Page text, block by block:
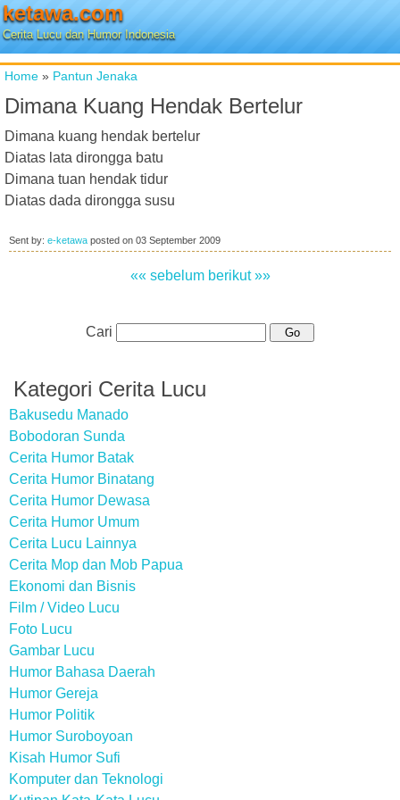
ketawa.com
Cerita Lucu dan Humor Indonesia
Home » Pantun Jenaka
Dimana Kuang Hendak Bertelur
Dimana kuang hendak bertelur
Diatas lata dirongga batu
Dimana tuan hendak tidur
Diatas dada dirongga susu
Sent by: e-ketawa posted on 03 September 2009
«« sebelum berikut »»
Cari
Kategori Cerita Lucu
Bakusedu Manado
Bobodoran Sunda
Cerita Humor Batak
Cerita Humor Binatang
Cerita Humor Dewasa
Cerita Humor Umum
Cerita Lucu Lainnya
Cerita Mop dan Mob Papua
Ekonomi dan Bisnis
Film / Video Lucu
Foto Lucu
Gambar Lucu
Humor Bahasa Daerah
Humor Gereja
Humor Politik
Humor Suroboyoan
Kisah Humor Sufi
Komputer dan Teknologi